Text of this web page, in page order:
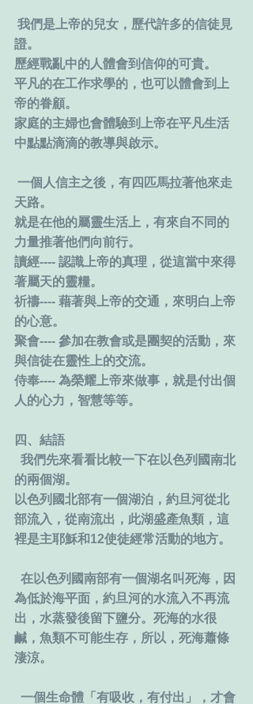
我們是上帝的兒女，歷代許多的信徒見
證。
歷經戰亂中的人體會到信仰的可貴。
平凡的在工作求學的，也可以體會到上
帝的眷顧。
家庭的主婦也會體驗到上帝在平凡生活
中點點滴滴的教導與啟示。
一個人信主之後，有四匹馬拉著他來走
天路。
就是在他的屬靈生活上，有來自不同的
力量推著他們向前行。
讀經---- 認識上帝的真理，從這當中來得
著屬天的靈糧。
祈禱---- 藉著與上帝的交通，來明白上帝
的心意。
聚會---- 參加在教會或是團契的活動，來
與信徒在靈性上的交流。
侍奉---- 為榮耀上帝來做事，就是付出個
人的心力，智慧等等。
四、結語
我們先來看看比較一下在以色列國南北
的兩個湖。
以色列國北部有一個湖泊，約旦河從北
部流入，從南流出，此湖盛產魚類，這
裡是主耶穌和12使徒經常活動的地方。
在以色列國南部有一個湖名叫死海，因
為低於海平面，約旦河的水流入不再流
出，水蒸發後留下鹽分。死海的水很
鹹，魚類不可能生存，所以，死海蕭條
淒涼。
一個生命體「有吸收，有付出」，才會